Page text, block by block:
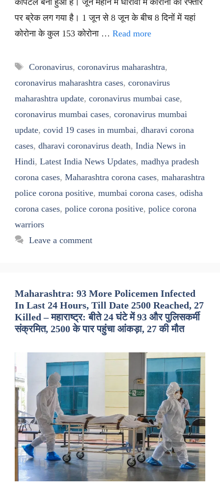
कैपिटल बना हुआ है। जून महीने में धारावी में कोरोना की रफ्तार
पर ब्रेक लग गया है। 1 जून से 8 जून के बीच 8 दिनों में यहां
कोरोना के कुल 153 कोरोना … Read more
Tags
Coronavirus, coronavirus maharashtra,
coronavirus maharashtra cases, coronavirus
maharashtra update, coronavirus mumbai case,
coronavirus mumbai cases, coronavirus mumbai
update, covid 19 cases in mumbai, dharavi corona
cases, dharavi coronavirus death, India News in
Hindi, Latest India News Updates, madhya pradesh
corona cases, Maharashtra corona cases, maharashtra
police corona positive, mumbai corona cases, odisha
corona cases, police corona positive, police corona
warriors
Leave a comment
Maharashtra: 93 More Policemen Infected
In Last 24 Hours, Till Date 2500 Reached, 27
Killed – महाराष्ट्र: बीते 24 घंटे में 93 और पुलिसकर्मी
संक्रमित, 2500 के पार पहुंचा आंकड़ा, 27 की मौत